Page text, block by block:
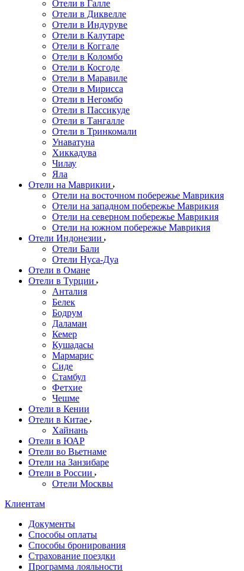
Отели в Галле
Отели в Диквелле
Отели в Индуруве
Отели в Калутаре
Отели в Коггале
Отели в Коломбо
Отели в Косгоде
Отели в Маравиле
Отели в Мирисса
Отели в Негомбо
Отели в Пассикуде
Отели в Тангалле
Отели в Тринкомали
Унаватуна
Хиккадува
Чилау
Яла
Отели на Маврикии
Отели на восточном побережье Маврикия
Отели на западном побережье Маврикия
Отели на северном побережье Маврикия
Отели на южном побережье Маврикия
Отели Индонезии
Отели Бали
Отели Нуса-Дуа
Отели в Омане
Отели в Турции
Анталия
Белек
Бодрум
Даламан
Кемер
Кушадасы
Мармарис
Сиде
Стамбул
Фетхие
Чешме
Отели в Кении
Отели в Китае
Хайнань
Отели в ЮАР
Отели во Вьетнаме
Отели на Занзибаре
Отели в России
Отели Москвы
Клиентам
Документы
Способы оплаты
Способы бронирования
Страхование поездки
Программа лояльности